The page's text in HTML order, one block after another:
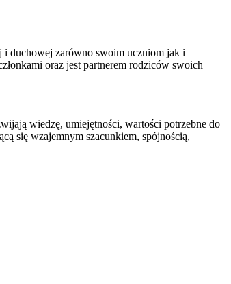
i duchowej zarówno swoim uczniom jak i
oraz jest partnerem rodziców swoich
wiedzę, umiejętności, wartości potrzebne do
się wzajemnym szacunkiem, spójnością,